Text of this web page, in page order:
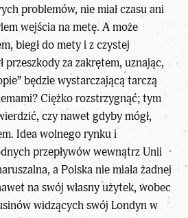
problemów, nie miał czasu ani
wejścia na metę. A może
biegł do mety i z czystej
przeszkody za zakrętem, uznając,
będzie wystarczającą tarczą
Ciężko rozstrzygnąć; tym
czy nawet gdyby mógł,
Idea wolnego rynku i
przepływów wewnątrz Unii
a Polska nie miała żadnej
na swój własny użytek, wobec
widzących swój Londyn w